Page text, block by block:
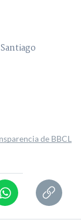
de BBCL